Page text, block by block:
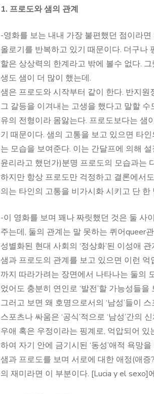
1. 프로도와 샘의 관계
-영화를 보는 내내 가장 불편했던 점이라
올로기를 반복하고 있기 때문이다. 더구나
할은 상상력의 한계라고 밖에 볼수 없다.
생도 샘이 더 많이 했는데.
샘은 프로도와 시작부터 같이 한다. 반지
그 갈등을 이겨내는 고생을 했다고 말할
유의 전형이라 몸앓는다. 프로도보다는 샘
기 때문이다. 샘의 고통을 보고 있으면 타
는 모습을 보여준다. 이는 간달프에 의해
윤리라고 했던가)분명 프로도의 모습과는
하지만 항상 프로도만 걱정하고 결론에서
의는 타인의 고통을 비가시화 시키고 단
-이 영화를 보며 꽤나 짜릿했던 것은 둘 사
주는데, 둘의 관계는 말 못하는 퀴어queer
성별화된 현대 사회의 ‘정상화’된 이성애
샘과 프로도의 관계를 보고 있으면 이런
까지 따라가려는 장면에서 나타나는 둘의
었어도 충분히 연인로 ‘발전’할 가능성들을
그러고 보면 왜 호명으로서의 ‘남성’들이
스포츠나 싸움은 ‘공식’적으로 ‘남성’간의
우애 혹은 우정이라는 핑계로, 억압되어 있
하여 자기 안에 금기시된 ‘동성’애적 욕망
샘과 프로도를 보며 서로에 대한 애정(애
의 재미라면 이 부분이다. [Lucia y el sexo]